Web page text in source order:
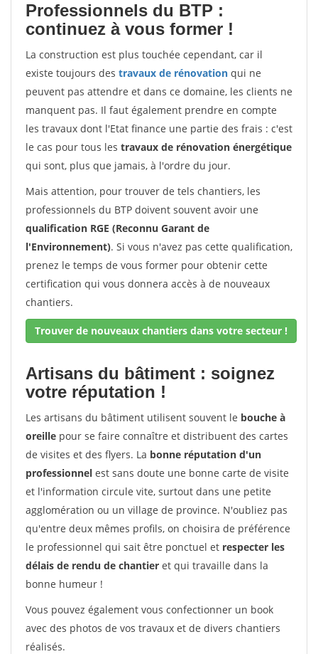
Professionnels du BTP :
continuez à vous former !
La construction est plus touchée cependant, car il
existe toujours des travaux de rénovation qui ne
peuvent pas attendre et dans ce domaine, les clients ne
manquent pas. Il faut également prendre en compte
les travaux dont l'Etat finance une partie des frais : c'est
le cas pour tous les travaux de rénovation énergétique
qui sont, plus que jamais, à l'ordre du jour.
Mais attention, pour trouver de tels chantiers, les
professionnels du BTP doivent souvent avoir une
qualification RGE (Reconnu Garant de
l'Environnement). Si vous n'avez pas cette qualification,
prenez le temps de vous former pour obtenir cette
certification qui vous donnera accès à de nouveaux
chantiers.
Trouver de nouveaux chantiers dans votre secteur !
Artisans du bâtiment : soignez
votre réputation !
Les artisans du bâtiment utilisent souvent le bouche à
oreille pour se faire connaître et distribuent des cartes
de visites et des flyers. La bonne réputation d'un
professionnel est sans doute une bonne carte de visite
et l'information circule vite, surtout dans une petite
agglomération ou un village de province. N'oubliez pas
qu'entre deux mêmes profils, on choisira de préférence
le professionnel qui sait être ponctuel et respecter les
délais de rendu de chantier et qui travaille dans la
bonne humeur !
Vous pouvez également vous confectionner un book
avec des photos de vos travaux et de divers chantiers
réalisés.